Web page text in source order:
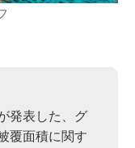
発表した、グ
覆面積に関す